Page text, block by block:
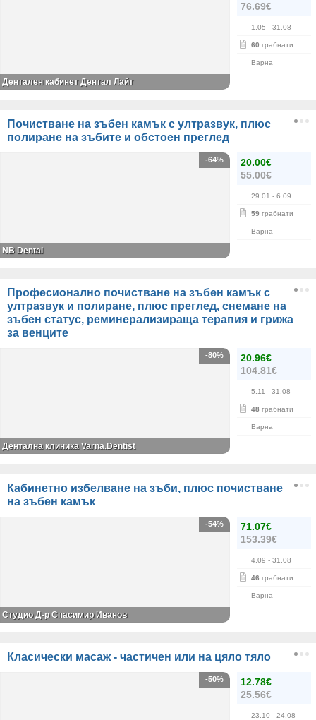
76.69€
1.05 - 31.08
60 грабнати
Варна
Дентален кабинет Дентал Лайт
Почистване на зъбен камък с ултразвук, плюс
полиране на зъбите и обстоен преглед
20.00€
55.00€
29.01 - 6.09
59 грабнати
Варна
-64%
NB Dental
Професионално почистване на зъбен камък с
ултразвук и полиране, плюс преглед, снемане на
зъбен статус, реминерализираща терапия и грижа
за венците
20.96€
104.81€
5.11 - 31.08
48 грабнати
Варна
-80%
Дентална клиника Varna.Dentist
Кабинетно избелване на зъби, плюс почистване
на зъбен камък
71.07€
153.39€
4.09 - 31.08
46 грабнати
Варна
-54%
Студио Д-р Спасимир Иванов
Класически масаж - частичен или на цяло тяло
12.78€
25.56€
23.10 - 24.08
-50%